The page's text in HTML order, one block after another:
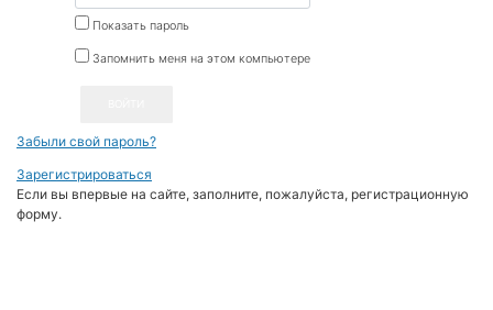
Показать пароль
Запомнить меня на этом компьютере
Забыли свой пароль?
Зарегистрироваться
Если вы впервые на сайте, заполните, пожалуйста, регистрационную
форму.